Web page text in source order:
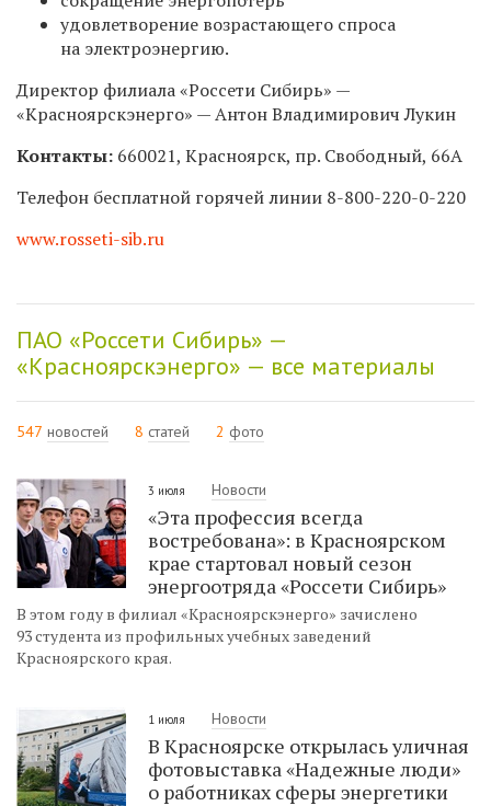
удовлетворение возрастающего спроса
на электроэнергию.
Директор филиала «Россети Сибирь» —
«Красноярскэнерго» — Антон Владимирович Лукин
Контакты: 660021, Красноярск, пр. Свободный, 66А
Телефон бесплатной горячей линии 8-800-220-0-220
www.rosseti-sib.ru
ПАО «Россети Сибирь» —
«Красноярскэнерго» — все материалы
547 новостей 8 статей 2 фото
3 июля Новости
«Эта профессия всегда
востребована»: в Красноярском
крае стартовал новый сезон
энергоотряда «Россети Сибирь»
В этом году в филиал «Красноярскэнерго» зачислено
93 студента из профильных учебных заведений
Красноярского края.
1 июля Новости
В Красноярске открылась уличная
фотовыставка «Надежные люди»
о работниках сферы энергетики